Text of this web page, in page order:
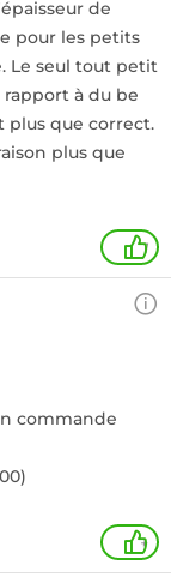
de
pour les petits
Le seul tout petit
à du be
plus que correct.
plus que
1
commande
+